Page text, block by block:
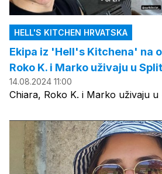
HELL'S KITCHEN HRVATSKA
Ekipa iz 'Hell's Kitchena' na
Roko K. i Marko uživaju u
14.08.2024 11:00
Chiara, Roko K. i Marko uživaju u